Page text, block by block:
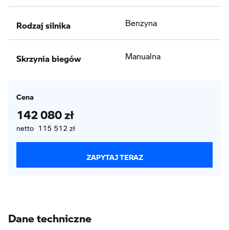
Rodzaj silnika Benzyna
Skrzynia biegów Manualna
Cena
142 080 zł
netto 115 512 zł
ZAPYTAJ TERAZ
Dane techniczne